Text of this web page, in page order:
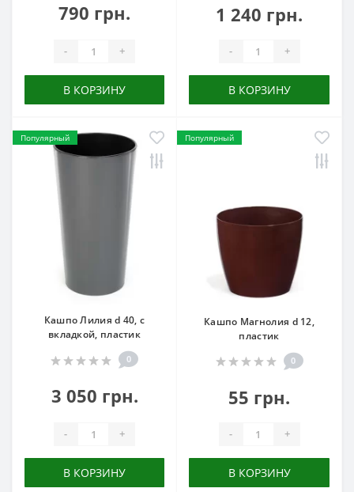
790 грн.
- +
В КОРЗИНУ
1 240 грн.
- +
В КОРЗИНУ
Популярный
Кашпо Лилия d 40, с
вкладкой, пластик
0
3 050 грн.
- +
В КОРЗИНУ
Популярный
Кашпо Магнолия d 12,
пластик
0
55 грн.
- +
В КОРЗИНУ